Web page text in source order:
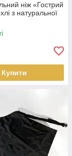
ніж «Гострий
з натуральної
Купити